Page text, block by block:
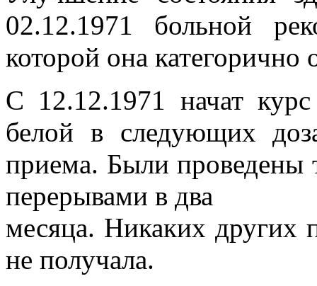
02.12.1971 больной
которой она категорично
С 12.12.1971 начат курс
белой в следующих
приема. Были проведены
перерывами в два
месяца. Никаких других
не получала.